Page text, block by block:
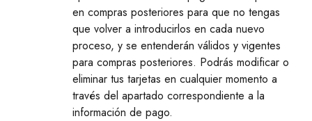
en compras posteriores para que no tengas
que volver a introducirlos en cada nuevo
proceso, y se entenderán válidos y vigentes
para compras posteriores. Podrás modificar o
eliminar tus tarjetas en cualquier momento a
través del apartado correspondiente a la
información de pago.